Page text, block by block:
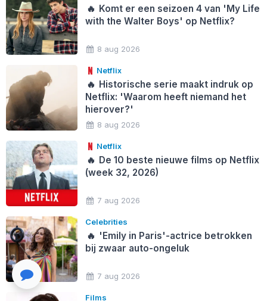
🔥 Komt er een seizoen 4 van 'My Life
with the Walter Boys' op Netflix?
8 aug 2026
Netflix
🔥 Historische serie maakt indruk op
Netflix: 'Waarom heeft niemand het
hierover?'
8 aug 2026
Netflix
🔥 De 10 beste nieuwe films op Netflix
(week 32, 2026)
7 aug 2026
Celebrities
🔥 'Emily in Paris'-actrice betrokken
bij zwaar auto-ongeluk
7 aug 2026
Films